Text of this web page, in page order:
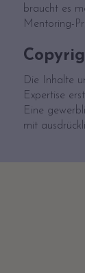
braucht es
Mentoring-
Die Inhalte
Expertise
Eine
mit